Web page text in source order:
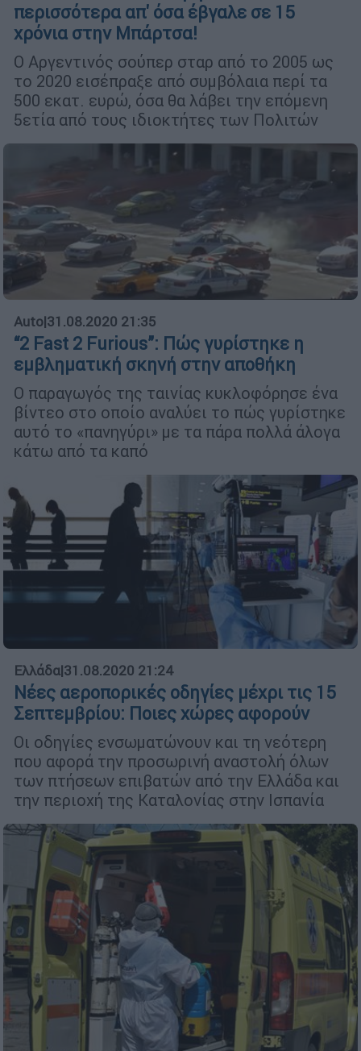
περισσότερα απ' όσα έβγαλε σε 15
χρόνια στην Μπάρτσα!
Ο Αργεντινός σούπερ σταρ από το 2005 ως
το 2020 εισέπραξε από συμβόλαια περί τα
500 εκατ. ευρώ, όσα θα λάβει την επόμενη
5ετία από τους ιδιοκτήτες των Πολιτών
Auto|31.08.2020 21:35
“2 Fast 2 Furious”: Πώς γυρίστηκε η
εμβληματική σκηνή στην αποθήκη
Ο παραγωγός της ταινίας κυκλοφόρησε ένα
βίντεο στο οποίο αναλύει το πώς γυρίστηκε
αυτό το «πανηγύρι» με τα πάρα πολλά άλογα
κάτω από τα καπό
Ελλάδα|31.08.2020 21:24
Νέες αεροπορικές οδηγίες μέχρι τις 15
Σεπτεμβρίου: Ποιες χώρες αφορούν
Οι οδηγίες ενσωματώνουν και τη νεότερη
που αφορά την προσωρινή αναστολή όλων
των πτήσεων επιβατών από την Ελλάδα και
την περιοχή της Καταλονίας στην Ισπανία